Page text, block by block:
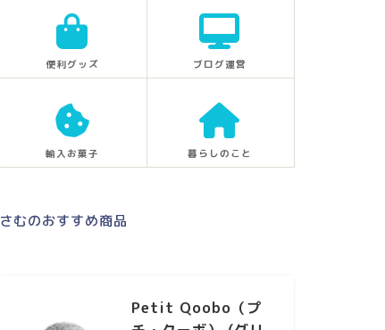
便利グッズ ブログ運営
輸入お菓子 暮らしのこと
さむのおすすめ商品
Petit Qoobo（プ